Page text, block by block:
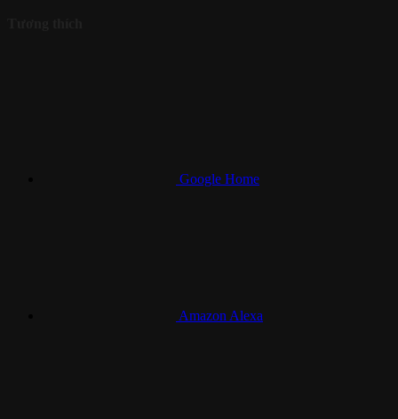
Google Home
Amazon Alexa